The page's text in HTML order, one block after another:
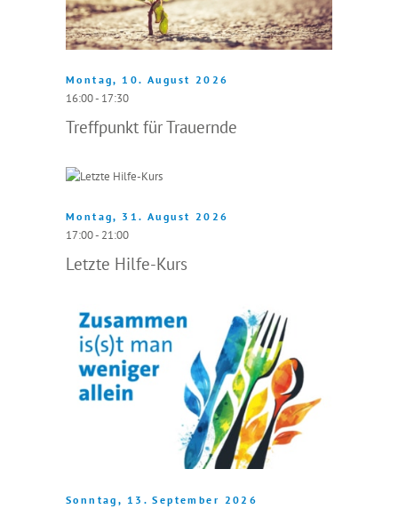
Montag, 10. August 2026
16:00 - 17:30
Treffpunkt für Trauernde
Montag, 31. August 2026
17:00 - 21:00
Letzte Hilfe-Kurs
Sonntag, 13. September 2026